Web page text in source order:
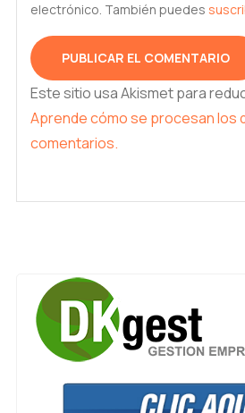
electrónico. También puedes
Este sitio usa Akismet para
Aprende cómo se procesan los
comentarios.